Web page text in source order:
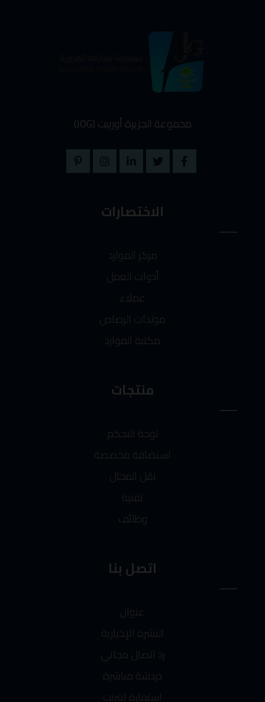
مجموعة الجزيرة أوربيت (JOG)
الاختصارات
مركز الموارد
أدوات العمل
عملاء
مولدات الرصاص
مكتبة الموارد
منتجات
لوحة التحكم
استضافة مخصصة
نقل المجال
تقنية
وظائف
اتصل بنا
عنوان
النشرة الإخبارية
رد اتصال مجاني
دردشة مباشرة
استمارة انترنت